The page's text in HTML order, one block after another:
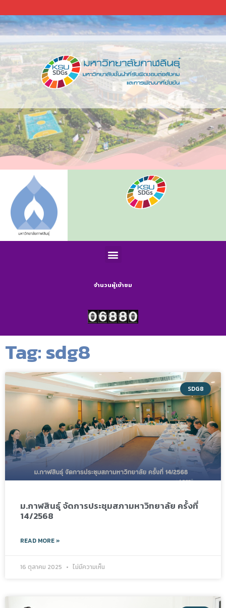
จำนวนผู้เข้าชม
Tag: sdg8
SDG8
ม.กาฬสินธุ์ จัดการประชุมสภามหาวิทยาลัย ครั้งที่
14/2568
READ MORE »
16 ตุลาคม 2025 ไม่มีความเห็น